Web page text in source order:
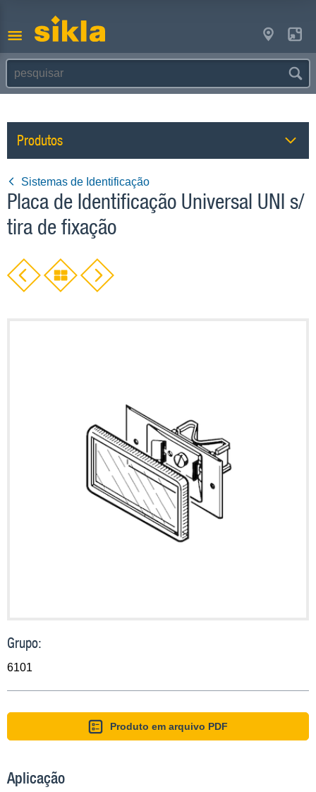
Produtos
Sistemas de Identificação
Placa de Identificação Universal UNI s/
tira de fixação
Grupo:
6101
Produto em arquivo PDF
Aplicação